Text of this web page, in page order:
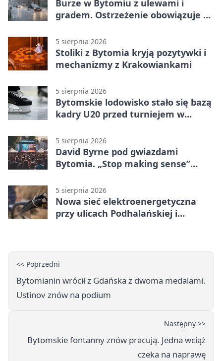
Burze w Bytomiu z ulewami i
gradem. Ostrzeżenie obowiązuje do
5 sierpnia 2026
Stoliki z Bytomia kryją pozytywki i
mechanizmy z Krakowiankami
5 sierpnia 2026
Bytomskie lodowisko stało się bazą
kadry U20 przed turniejem w
5 sierpnia 2026
David Byrne pod gwiazdami
Bytomia. „Stop making sense”
5 sierpnia 2026
Nowa sieć elektroenergetyczna
przy ulicach Podhalańskiej i
<< Poprzedni
Bytomianin wrócił z Gdańska z dwoma medalami.
Ustinov znów na podium
Następny >>
Bytomskie fontanny znów pracują. Jedna wciąż
czeka na naprawę